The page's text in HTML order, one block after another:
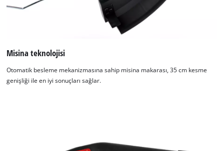
Misina teknolojisi
Otomatik besleme mekanizmasına sahip misina makarası, 35 cm kesme
genişliği ile en iyi sonuçları sağlar.